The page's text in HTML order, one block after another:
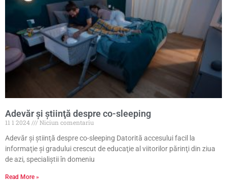
Adevăr şi ştiinţă despre co-sleeping
11 1 2024
Niciun comentariu
Adevăr şi ştiinţă despre co-sleeping Datorită accesului facil la
informaţie şi gradului crescut de educaţie al viitorilor părinţi din ziua
de azi, specialiştii în domeniu
Read More »